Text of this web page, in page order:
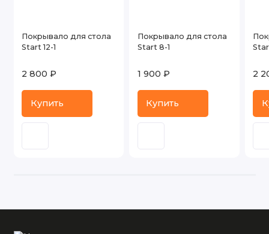
Покрывало для стола
Start 12-1
2 800 ₽
Купить
Покрывало для стола
Start 8-1
1 900 ₽
Купить
2